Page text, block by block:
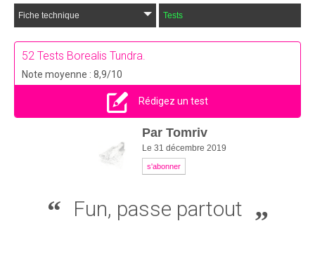
Fiche technique Tests
52 Tests Borealis Tundra.
Note moyenne : 8,9/10
Rédigez un test
Par Tomriv
Le 31 décembre 2019
s'abonner
Fun, passe partout